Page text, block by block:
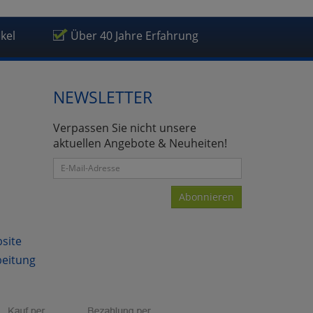
Über 40 Jahre Erfahrung
NEWSLETTER
Verpassen Sie nicht unsere
aktuellen Angebote & Neuheiten!
Abonnieren